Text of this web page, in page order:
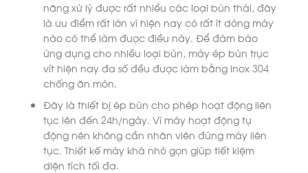
năng xử lý được rất nhiều các loại bùn thải, đây
là ưu điểm rất lớn vì hiện nay có rất ít dòng máy
nào có thể làm được điều này. Để đảm bảo
ứng dụng cho nhiều loại bùn, máy ép bùn trục
vít hiện nay đa số đều được làm bằng inox 304
chống ăn mòn.
Đây là thiết bị ép bùn cho phép hoạt động liên
tục lên đến 24h/ngày. Vì máy hoạt động tự
động nên không cần nhân viên đứng máy liên
tục. Thiết kế máy khá nhỏ gọn giúp tiết kiệm
diện tích tối đa.